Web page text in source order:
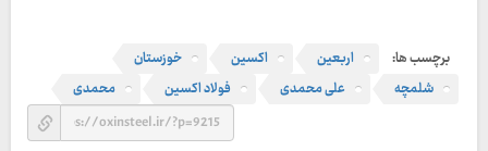
برچسب ها: اربعین اکسین
خوزستان
شلمچه
علی محمدی فولاد اکسین محمدی